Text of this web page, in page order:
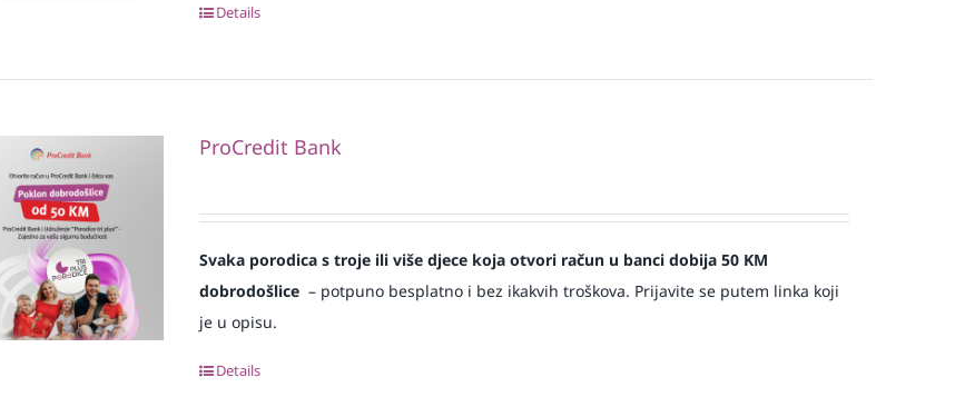
Details
ProCredit Bank
Svaka porodica s troje ili više djece koja otvori račun u banci dobija 50 KM
dobrodošlice– potpuno besplatno i bez ikakvih troškova. Prijavite se putem linka koji
je u opisu.
Details